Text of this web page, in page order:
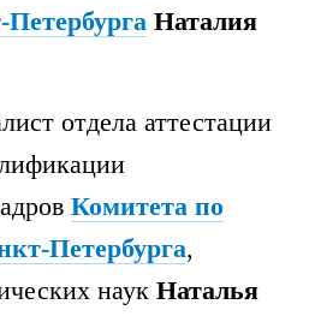
Наталия
отдела аттестации
Комитета по
Петербурга,
наук Наталья